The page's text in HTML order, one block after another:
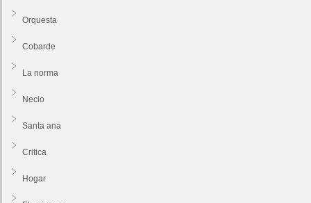
Orquesta
Cobarde
La norma
Necio
Santa ana
Critica
Hogar